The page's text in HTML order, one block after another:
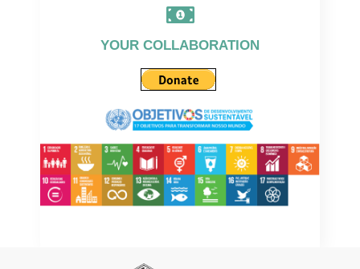
YOUR COLLABORATION